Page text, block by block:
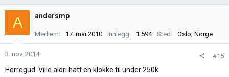
k
s
n
r
A andersmp
Medlem 17. mai 2010 Innlegg 1.594 Sted Oslo, Norge
3. nov. 2014 #15
Herregud. Ville aldri hatt en klokke til under 250k.